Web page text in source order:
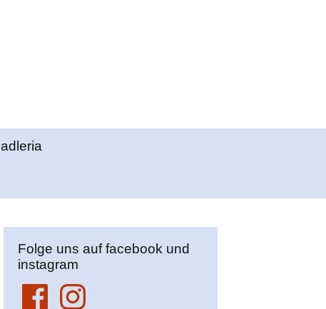
adleria
Folge uns auf facebook und
instagram
FacebookInstagram